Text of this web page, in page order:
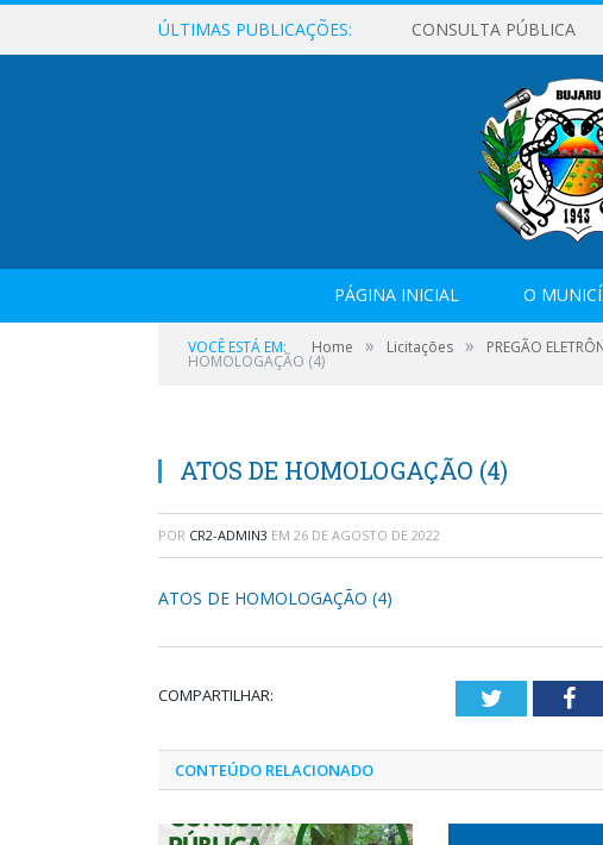
ÚLTIMAS PUBLICAÇÕES: CONSULTA PÚBLICA
PÁGINA INICIAL O
VOCÊ ESTÁ EM: Home » Licitações » PREGÃO
HOMOLOGAÇÃO (4)
ATOS DE HOMOLOGAÇÃO (4)
POR CR2-ADMIN3 EM 26 DE AGOSTO DE 2022
ATOS DE HOMOLOGAÇÃO (4)
COMPARTILHAR: Twitter
CONTEÚDO RELACIONADO